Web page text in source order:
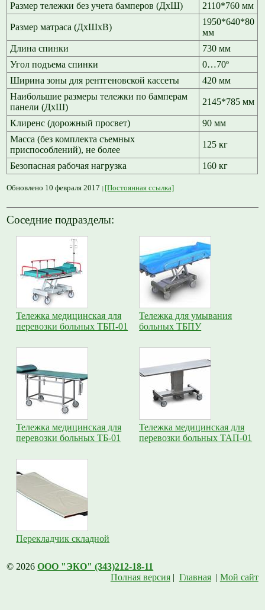
Размер тележки без учета бамперов (ДхШ)
2110*760 мм
Размер матраса (ДхШхВ)
1950*640*80
мм
Длина спинки
730 мм
Угол подъема спинки
0…70º
Ширина зоны для рентгеновской кассеты
420 мм
Наибольшие размеры тележки по бамперам
панели (ДхШ)
2145*785 мм
Клиренс (дорожный просвет)
90 мм
Масса (без комплекта съемных
приспособлений), не более
125 кг
Безопасная рабочая нагрузка 160 кг
Обновлено 10 февраля 2017 [Постоянная ссылка]
Соседние подразделы:
Тележка медицинская для
перевозки больных ТБП-01
Тележка для умывания
больных ТБПУ
Тележка медицинская для
перевозки больных ТБ-01
Тележка медицинская для
перевозки больных ТАП-01
Перекладчик складной
© 2026ООО "ЭКО" (343)212-18-11
Полная версия| Главная| Мой сайт